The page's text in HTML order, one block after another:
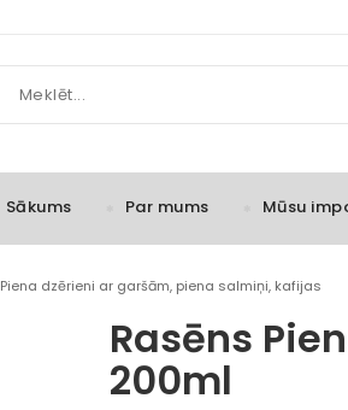
Sākums Par mums Mūsu
Piena dzērieni ar garšām, piena salmiņi, kafijas
Rasēns
200ml